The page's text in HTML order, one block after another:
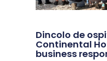
Dincolo de
Continental
business